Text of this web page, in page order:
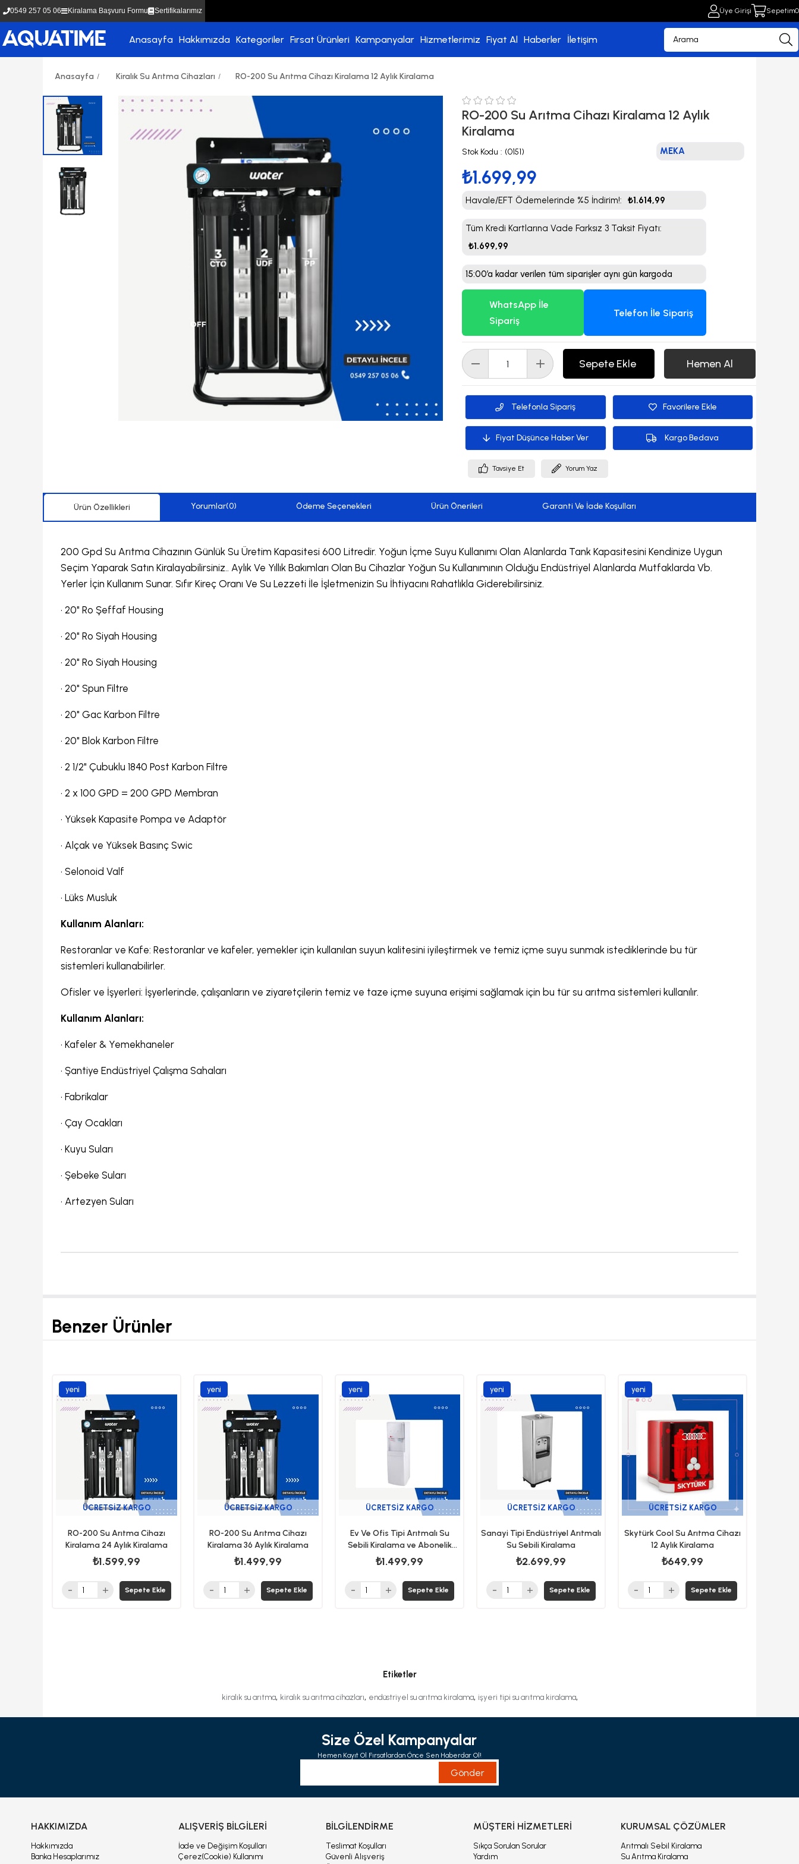
0549 257 05 06 Kiralama Başvuru Formu Sertifikalarımız Üye Girişi Sepetim0
Anasayfa Hakkımızda Kategoriler Fırsat Ürünleri Kampanyalar Hizmetlerimiz Fiyat Al Haberler İletişim
Anasayfa Kiralık Su Arıtma Cihazları RO-200 Su Arıtma Cihazı Kiralama 12 Aylık Kiralama
RO-200 Su Arıtma Cihazı Kiralama 12 Aylık
Kiralama
Stok Kodu (0151) MEKA
₺1.699,99
Havale/EFT Ödemelerinde %5 İndirim!: ₺1.614,99
Tüm Kredi Kartlarına Vade Farksız 3 Taksit Fiyatı:
₺1.699,99
15:00’a kadar verilen tüm siparişler aynı gün kargoda
WhatsApp İle
Sipariş
Telefon İle Sipariş
Telefonla Sipariş Favorilere Ekle
Fiyat Düşünce Haber Ver Kargo Bedava
Tavsiye Et Yorum Yaz
Ürün Özellikleri Yorumlar(0) Ödeme Seçenekleri Ürün Önerileri Garanti Ve İade Koşulları
200 Gpd Su Arıtma Cihazının Günlük Su Üretim Kapasitesi 600 Litredir. Yoğun İçme Suyu Kullanımı Olan Alanlarda Tank Kapasitesini Kendinize Uygun
Seçim Yaparak Satın Kiralayabilirsiniz.. Aylık Ve Yıllık Bakımları Olan Bu Cihazlar Yoğun Su Kullanımının Olduğu Endüstriyel Alanlarda Mutfaklarda Vb.
Yerler İçin Kullanım Sunar. Sıfır Kireç Oranı Ve Su Lezzeti İle İşletmenizin Su İhtiyacını Rahatlıkla Giderebilirsiniz.
• 20" Ro Şeffaf Housing
• 20" Ro Siyah Housing
• 20" Ro Siyah Housing
• 20" Spun Filtre
• 20" Gac Karbon Filtre
• 20" Blok Karbon Filtre
• 2 1/2" Çubuklu 1840 Post Karbon Filtre
• 2 x 100 GPD = 200 GPD Membran
• Yüksek Kapasite Pompa ve Adaptör
• Alçak ve Yüksek Basınç Swic
• Selonoid Valf
• Lüks Musluk
Kullanım Alanları:
Restoranlar ve Kafe: Restoranlar ve kafeler, yemekler için kullanılan suyun kalitesini iyileştirmek ve temiz içme suyu sunmak istediklerinde bu tür
sistemleri kullanabilirler.
Ofisler ve İşyerleri: İşyerlerinde, çalışanların ve ziyaretçilerin temiz ve taze içme suyuna erişimi sağlamak için bu tür su arıtma sistemleri kullanılır.
Kullanım Alanları:
• Kafeler & Yemekhaneler
• Şantiye Endüstriyel Çalışma Sahaları
• Fabrikalar
• Çay Ocakları
• Kuyu Suları
• Şebeke Suları
• Artezyen Suları
Benzer Ürünler
RO-200 Su Arıtma Cihazı
Kiralama 24 Aylık Kiralama
₺1.599,99
ÜCRETSIZ KARGO
yeni
ürün
Sepete Ekle
RO-200 Su Arıtma Cihazı
Kiralama 36 Aylık Kiralama
₺1.499,99
ÜCRETSIZ KARGO
yeni
ürün
Sepete Ekle
Ev Ve Ofis Tipi Arıtmalı Su
Sebili Kiralama ve Abonelik
Sistemi
₺1.499,99
ÜCRETSIZ KARGO
yeni
ürün
Sepete Ekle
Sanayi Tipi Endüstriyel Arıtmalı
Su Sebili Kiralama
₺2.699,99
ÜCRETSIZ KARGO
yeni
ürün
Sepete Ekle
Skytürk Cool Su Arıtma Cihazı
12 Aylık Kiralama
₺649,99
ÜCRETSIZ KARGO
yeni
Sepete Ekle
Etiketler
kiralık su arıtma, kiralık su arıtma cihazları, endüstriyel su arıtma kiralama, işyeri tipi su arıtma kiralama,
Size Özel Kampanyalar
Hemen Kayıt Ol Fırsatlardan Önce Sen Haberdar Ol!
Gönder
HAKKIMIZDA
Hakkımızda
Banka Hesaplarımız
ALIŞVERİŞ BİLGİLERİ
İade ve Değişim Koşulları
Çerez(Cookie) Kullanımı
BİLGİLENDİRME
Teslimat Koşulları
Güvenli Alışveriş
MÜŞTERİ HİZMETLERİ
Sıkça Sorulan Sorular
Yardım
KURUMSAL ÇÖZÜMLER
Arıtmalı Sebil Kiralama
Su Arıtma Kiralama